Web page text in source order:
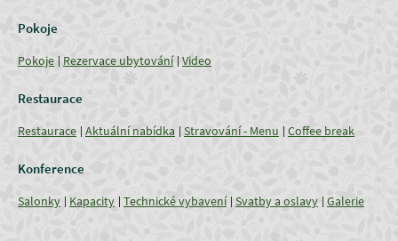
Pokoje
Pokoje Rezervace ubytování Video
Restaurace
Restaurace Aktuální nabídka Stravování - Menu Coffee break
Konference
Salonky Kapacity Technické vybavení Svatby a oslavy Galerie